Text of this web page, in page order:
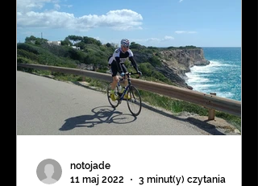
notojade
11 maj 2022
3 minut(y) czytania